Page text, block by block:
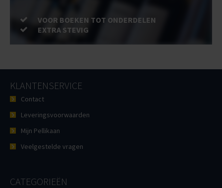
VOOR BOEKEN TOT ONDERDELEN
EXTRA STEVIG
KLANTENSERVICE
Contact
Leveringsvoorwaarden
Mijn Pellikaan
Veelgestelde vragen
CATEGORIEËN